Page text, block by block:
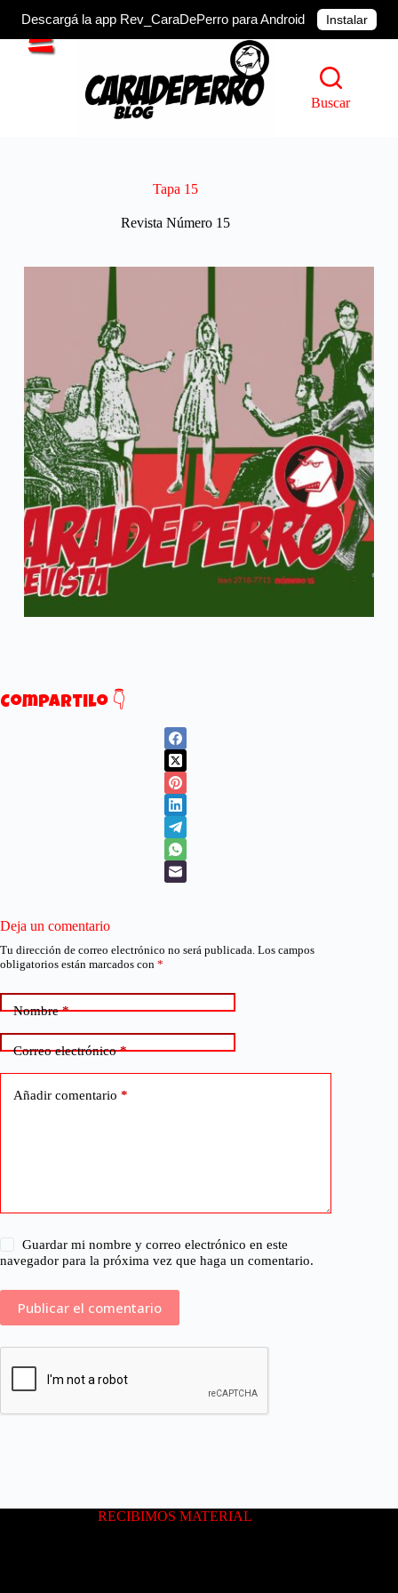
Descargá la app Rev_CaraDePerro para Android Instalar
Saltar
Buscar
Tapa 15
Revista Número 15
Compartilo 👇
Deja un comentario
Tu dirección de correo electrónico no será publicada. Los campos
obligatorios están marcados con *
Nombre*
Correo electrónico*
Añadir comentario *
Guardar mi nombre y correo electrónico en este
navegador para la próxima vez que haga un comentario.
RECIBIMOS MATERIAL